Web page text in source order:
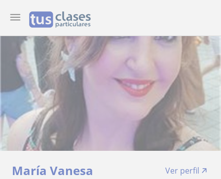
María Vanesa
Ver perfil